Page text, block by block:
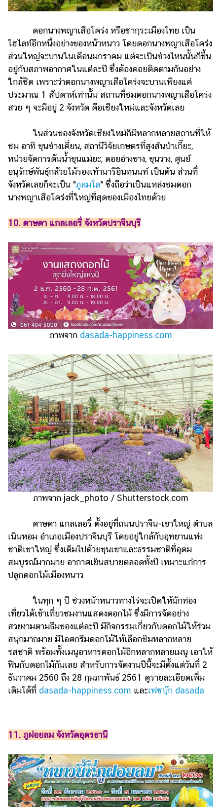
ดอกนางพญาเสือโคร่ง หรือซากุระเมืองไทย เป็น
ไฮไลท์อีกหนึ่งอย่างของหน้าหนาว โดยดอกนางพญาเสือโคร่ง
ส่วนใหญ่จะบานในเดือนมกราคม แต่จะเป็นช่วงไหนนั้นก็ขึ้น
อยู่กับสภาพอากาศในแต่ละปี ซึ่งต้องคอยติดตามกันอย่าง
ใกล้ชิด เพราะว่าดอกนางพญาเสือโคร่งจะบานเพียงแค่
ประมาณ 1 สัปดาห์เท่านั้น สถานที่ชมดอกนางพญาเสือโคร่ง
สวย ๆ จะมีอยู่ 2 จังหวัด คือเชียงใหม่และจังหวัดเลย
ในส่วนของจังหวัดเชียงใหม่ก็มีหลากหลายสถานที่ให้
ชม อาทิ ขุนช่างเคี่ยน, สถานีวิจัยเกษตรที่สูงสันป่าเกี๊ยะ,
หน่วยจัดการต้นน้ำขุนแม่ยะ, ดอยอ่างขาง, ขุนวาง, ศูนย์
อนุรักษ์พันธุ์กล้วยไม้รองเท้านารีอินทนนท์ เป็นต้น ส่วนที่
จังหวัดเลยก็จะเป็น "ภูลมโล" ซึ่งถือว่าเป็นแหล่งชมดอก
นางพญาเสือโคร่งที่ใหญ่ที่สุดของเมืองไทยด้วย
10. ดาษดา แกลเลอรี่ จังหวัดปราจีนบุรี
ภาพจาก dasada-happiness.com
ภาพจาก jack_photo / Shutterstock.com
ดาษดา แกลเลอรี่ ตั้งอยู่ที่ถนนปราจีน-เขาใหญ่ ตำบล
เนินหอม อำเภอเมืองปราจีนบุรี โดยอยู่ใกล้กับอุทยานแห่ง
ชาติเขาใหญ่ ซึ่งเต็มไปด้วยขุนเขาและธรรมชาติที่อุดม
สมบูรณ์มากมาย อากาศเย็นสบายตลอดทั้งปี เหมาะแก่การ
ปลูกดอกไม้เมืองหนาว
ในทุก ๆ ปี ช่วงหน้าหนาวทางไร่จะเปิดให้นักท่อง
เที่ยวได้เข้าเที่ยวชมงานแสดงดอกไม้ ซึ่งมีการจัดอย่าง
สวยงามตามธีมของแต่ละปี มีกิจกรรมเกี่ยวกับดอกไม้ให้ร่วม
สนุกมากมาย มีไอศกรีมดอกไม้ให้เลือกชิมหลากหลาย
รสชาติ พร้อมทั้งเมนูอาหารดอกไม้อีกหลากหลายเมนู เอาให้
ฟินกับดอกไม้กันเลย สำหรับการจัดงานปีนี้จะมีตั้งแต่วันที่ 2
ธันวาคม 2560 ถึง 28 กุมภาพันธ์ 2561 ดูรายละเอียดเพิ่ม
เติมได้ที่ dasada-happiness.com และเฟซบุ๊ก dasada
11. ภูฝอยลม จังหวัดอุดรธานี